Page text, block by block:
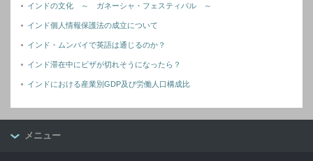
インドの文化 ～ ガネーシャ・フェスティバル ～
インド個人情報保護法の成立について
インド・ムンバイで英語は通じるのか？
インド滞在中にビザが切れそうになったら？
インドにおける産業別GDP及び労働人口構成比
メニュー